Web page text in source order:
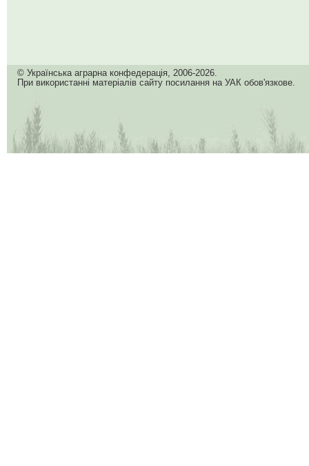
© Українська аграрна конфедерація, 2006-2026.
При використанні матеріалів сайту посилання на УАК обов'язкове.